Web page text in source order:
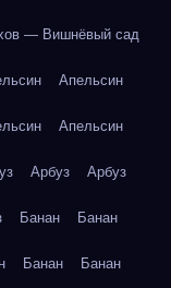
— Вишнёвый сад
Апельсин
Апельсин
Арбуз Арбуз
Банан Банан
Банан Банан